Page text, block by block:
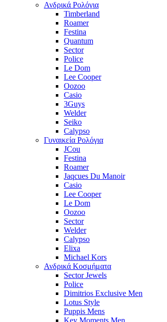
Ανδρικά Ρολόγια
Timberland
Roamer
Festina
Quantum
Sector
Police
Le Dom
Lee Cooper
Oozoo
Casio
3Guys
Welder
Seiko
Calypso
Γυναικεία Ρολόγια
JCou
Festina
Roamer
Jaqcues Du Manoir
Casio
Lee Cooper
Le Dom
Oozoo
Sector
Welder
Calypso
Elixa
Michael Kors
Ανδρικά Κοσμήματα
Sector Jewels
Police
Dimitrios Exclusive Men
Lotus Style
Puppis Mens
Key Moments Men